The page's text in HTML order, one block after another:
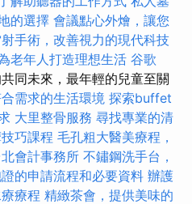
的選擇 會議點心外燴，讓您
手術，改善視力的現代科技
老年人打造理想生活 谷歌
同未來，最年輕的兒童至關
需求的生活環境 探索buffet
大里整骨服務 尋找專業的清
巧課程 毛孔粗大醫美療程，
會計事務所 不鏽鋼洗手台，
的申請流程和必要資料 辦護
療程 精緻茶會，提供美味的